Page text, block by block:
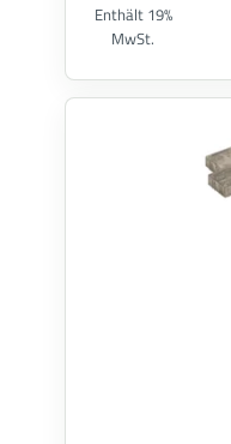
Enthält 19%
MwSt.